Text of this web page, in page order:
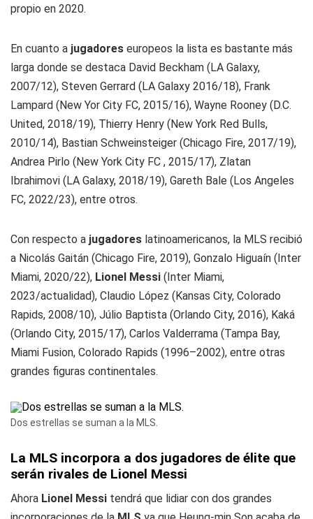
propio en 2020.
En cuanto a jugadores europeos la lista es bastante más
larga donde se destaca David Beckham (LA Galaxy,
2007/12), Steven Gerrard (LA Galaxy 2016/18), Frank
Lampard (New Yor City FC, 2015/16), Wayne Rooney (D.C.
United, 2018/19), Thierry Henry (New York Red Bulls,
2010/14), Bastian Schweinsteiger (Chicago Fire, 2017/19),
Andrea Pirlo (New York City FC , 2015/17), Zlatan
Ibrahimovi (LA Galaxy, 2018/19), Gareth Bale (Los Angeles
FC, 2022/23), entre otros.
Con respecto a jugadores latinoamericanos, la MLS recibió
a Nicolás Gaitán (Chicago Fire, 2019), Gonzalo Higuaín (Inter
Miami, 2020/22), Lionel Messi (Inter Miami,
2023/actualidad), Claudio López (Kansas City, Colorado
Rapids, 2008/10), Júlio Baptista (Orlando City, 2016), Kaká
(Orlando City, 2015/17), Carlos Valderrama (Tampa Bay,
Miami Fusion, Colorado Rapids (1996–2002), entre otras
grandes figuras continentales.
Dos estrellas se suman a la MLS.
La MLS incorpora a dos jugadores de élite que
serán rivales de Lionel Messi
Ahora Lionel Messi tendrá que lidiar con dos grandes